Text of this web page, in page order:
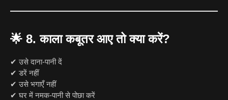
🌟 8. काला कबूतर आए तो क्या करें?
✔ उसे दाना-पानी दें
✔ डरें नहीं
✔ उसे भगाएँ नहीं
✔ घर में नमक-पानी से पोछा करें